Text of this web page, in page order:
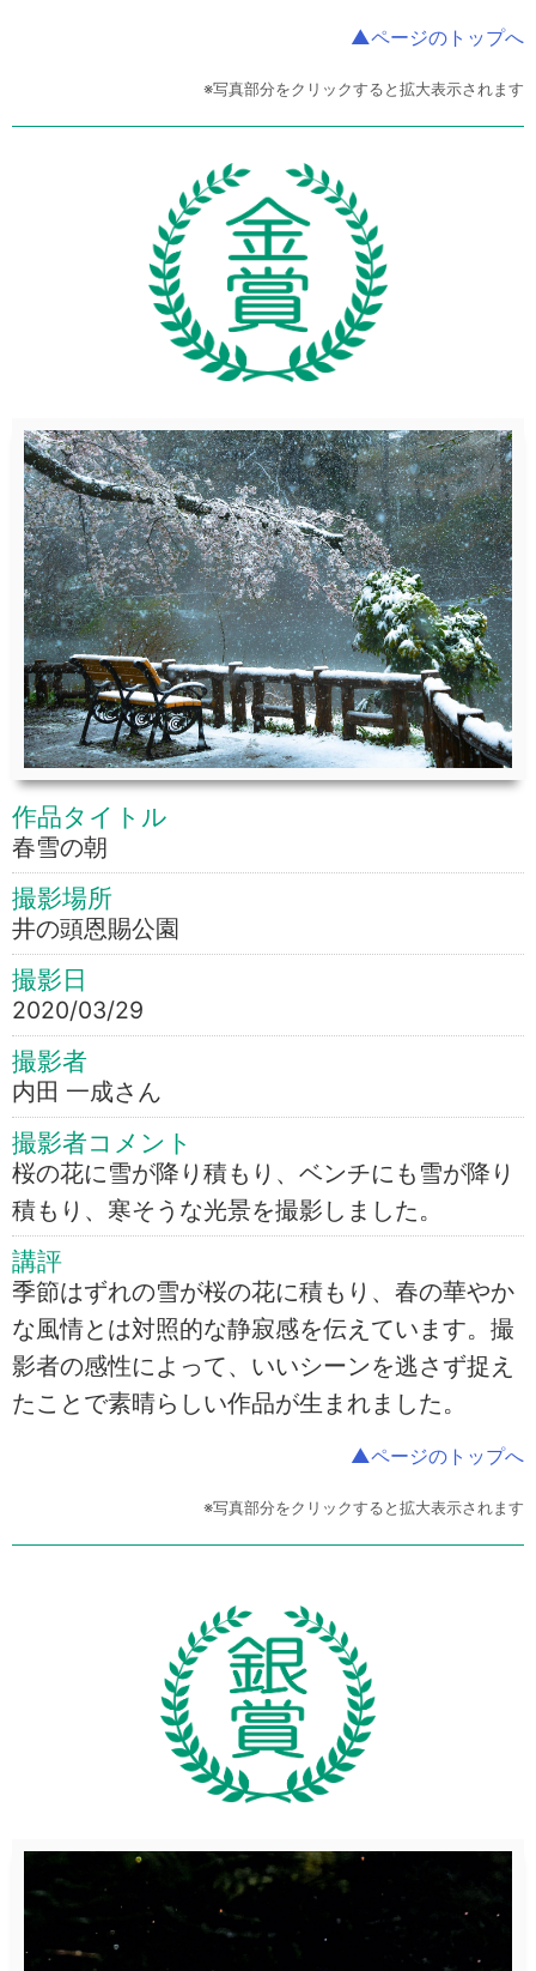
▲ページのトップへ
※写真部分をクリックすると拡大表示されます
作品タイトル
春雪の朝
撮影場所
井の頭恩賜公園
撮影日
2020/03/29
撮影者
内田 一成さん
撮影者コメント
桜の花に雪が降り積もり、ベンチにも雪が降り
積もり、寒そうな光景を撮影しました。
講評
季節はずれの雪が桜の花に積もり、春の華やか
な風情とは対照的な静寂感を伝えています。撮
影者の感性によって、いいシーンを逃さず捉え
たことで素晴らしい作品が生まれました。
▲ページのトップへ
※写真部分をクリックすると拡大表示されます